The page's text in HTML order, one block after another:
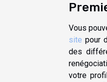
Vous
site pour
des
votre